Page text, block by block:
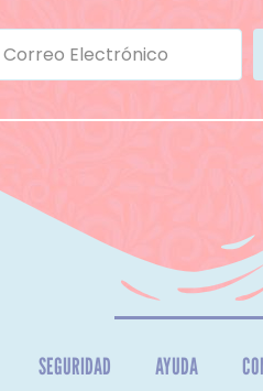
SEGURIDAD AYUDA